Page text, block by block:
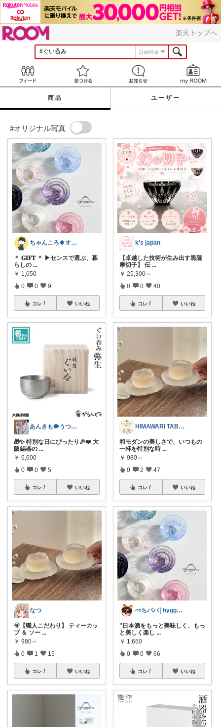
楽天トップへ
詳細検索
見つける お知らせ
商品 ユーザー
#オリジナル写真
ちゃんころ🍀オリ写/インテリア/キッズ
＊ 𝐆𝐈𝐅𝐓 ＊ ▶センスで選ぶ、暮
らしの ...
￥ 1,650
0 0 9
コレ いいね
あんきも🐡うつわ好き/10日購入感謝
🎁✨ 特別な日にぴったり🎉❤️ 大
阪錫器の ...
￥ 6,600
0 0 5
コレ いいね
なつ
🌞【職人こだわり】 ティーカッ
プ ＆ ソー ...
￥ 980～
0 1 15
コレ いいね
k's japan
【卓越した技術が生み出す黒薩
摩切子】 伝 ...
￥ 25,300～
0 0 40
コレ いいね
HIMAWARI TABLE🌼
和モダンの美しさで、いつもの
一杯を特別な時 ...
￥ 980～
0 2 47
コレ いいね
ぺちパパ│hyggeな心意気を大切に🌿
"日本酒をもっと美味しく、もっ
と美しく楽し ...
￥ 1,650
0 0 66
コレ いいね